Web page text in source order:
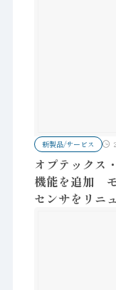
新製品/サービス
オプテックス
機能を追加
センサをリニ